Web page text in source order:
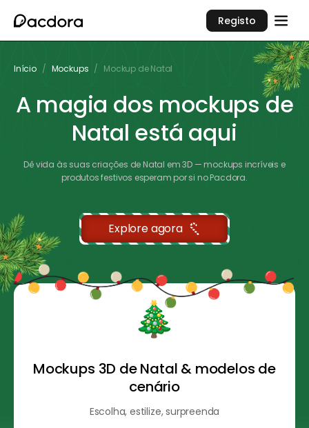
Registo
Início / Mockups / Mockup de Natal
A magia dos mockups de
Natal está aqui
Dê vida às suas criações de Natal em 3D — mockups incríveis e
produtos festivos esperam por si no Pacdora.
Explore agora
Mockups 3D de Natal & modelos de
cenário
Escolha, estilize, surpreenda